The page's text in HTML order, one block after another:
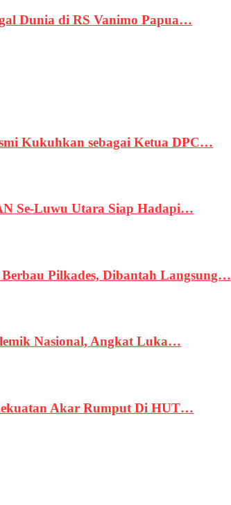
Dunia di RS Vanimo Papua…
Kukuhkan sebagai Ketua DPC…
Se-Luwu Utara Siap Hadapi…
Pilkades, Dibantah Langsung…
Nasional, Angkat Luka…
Akar Rumput Di HUT…